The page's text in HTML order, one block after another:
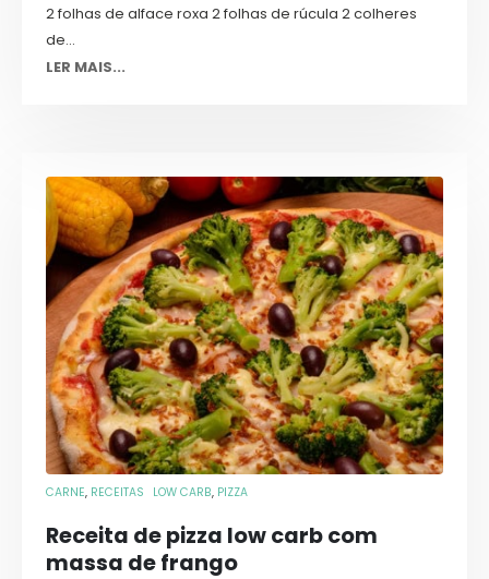
2 folhas de alface roxa 2 folhas de rúcula 2 colheres
de...
LER MAIS...
CARNE, RECEITAS LOW CARB, PIZZA
Receita de pizza low carb com
massa de frango